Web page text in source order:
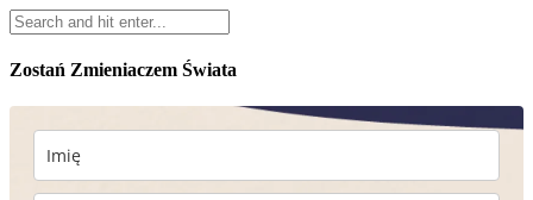
Zostań Zmieniaczem Świata